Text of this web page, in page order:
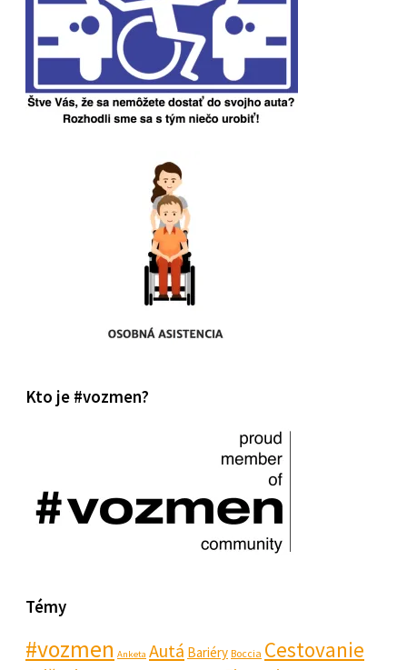
Kto je #vozmen?
Témy
#vozmen Anketa Autá Bariéry Boccia Cestovanie